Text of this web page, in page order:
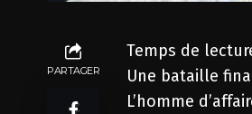
PARTAGER
Temps de
Une bataille
L’homme